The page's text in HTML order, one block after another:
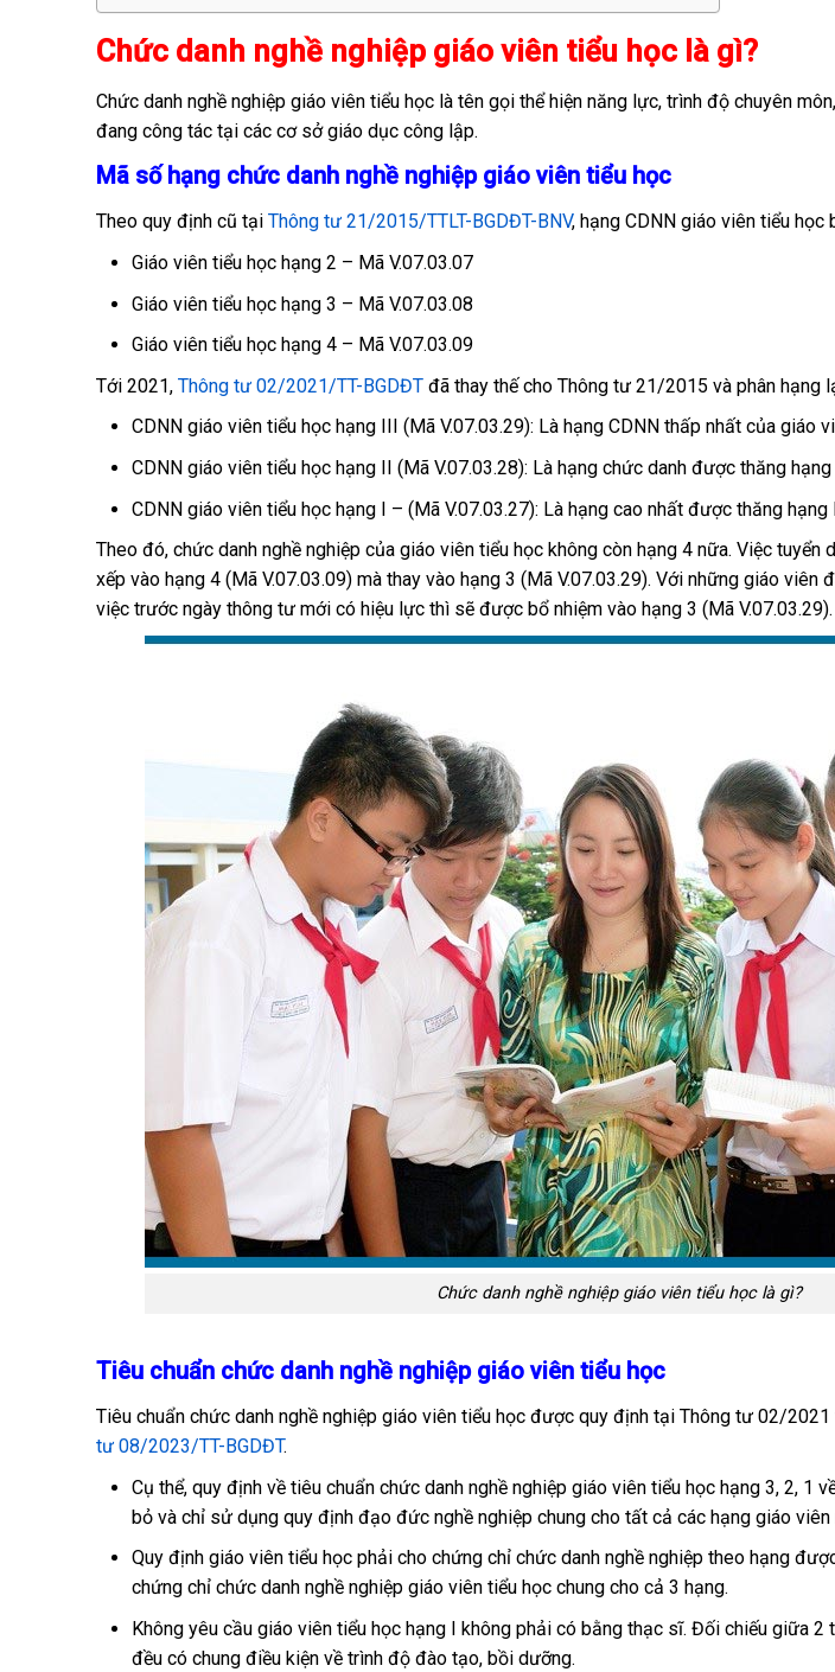
Chức danh nghề nghiệp giáo viên tiểu học là gì?
Chức danh nghề nghiệp giáo viên tiểu học là tên gọi thể hiện năng lực, trình độ chuyên
đang công tác tại các cơ sở giáo dục công lập.
Mã số hạng chức danh nghề nghiệp giáo viên tiểu học
Theo quy định cũ tại Thông tư 21/2015/TTLT-BGDĐT-BNV, hạng CDNN giáo viên tiểu học
Giáo viên tiểu học hạng 2 – Mã V.07.03.07
Giáo viên tiểu học hạng 3 – Mã V.07.03.08
Giáo viên tiểu học hạng 4 – Mã V.07.03.09
Tới 2021, Thông tư 02/2021/TT-BGDĐTđã thay thế cho Thông tư 21/2015 và phân hạng
CDNN giáo viên tiểu học hạng III (Mã V.07.03.29): Là hạng CDNN thấp nhất của giáo
CDNN giáo viên tiểu học hạng II (Mã V.07.03.28): Là hạng chức danh được thăng
CDNN giáo viên tiểu học hạng I – (Mã V.07.03.27): Là hạng cao nhất được thăng hạng
Theo đó, chức danh nghề nghiệp của giáo viên tiểu học không còn hạng 4 nữa. Việc tuyển
xếp vào hạng 4 (Mã V.07.03.09) mà thay vào hạng 3 (Mã V.07.03.29). Với những giáo viên
việc trước ngày thông tư mới có hiệu lực thì sẽ được bổ nhiệm vào hạng 3 (Mã V.07.03.29).
Chức danh nghề nghiệp giáo viên tiểu học là gì?
Tiêu chuẩn chức danh nghề nghiệp giáo viên tiểu học
Tiêu chuẩn chức danh nghề nghiệp giáo viên tiểu học được quy định tại Thông tư 02/
tư 08/2023/TT-BGDĐT.
Cụ thể, quy định về tiêu chuẩn chức danh nghề nghiệp giáo viên tiểu học hạng 3, 2, 1
bỏ và chỉ sử dụng quy định đạo đức nghề nghiệp chung cho tất cả các hạng giáo viên
Quy định giáo viên tiểu học phải cho chứng chỉ chức danh nghề nghiệp theo hạng
chứng chỉ chức danh nghề nghiệp giáo viên tiểu học chung cho cả 3 hạng.
Không yêu cầu giáo viên tiểu học hạng I không phải có bằng thạc sĩ. Đối chiếu giữa
đều có chung điều kiện về trình độ đào tạo, bồi dưỡng.